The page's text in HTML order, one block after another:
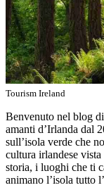
Tourism Ireland
Benvenuto nel blog di
amanti d’Irlanda dal
sull’isola verde che
cultura irlandese
storia, i luoghi che ti
animano l’isola tutto